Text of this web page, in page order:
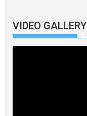
VIDEO GALLERY